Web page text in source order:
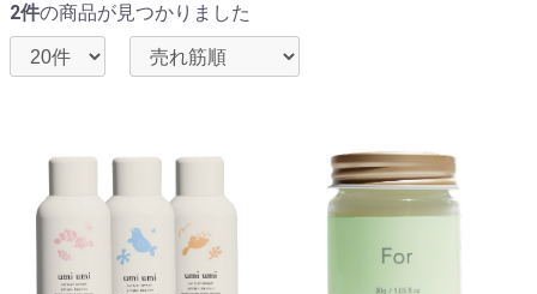
2件の商品が見つかりました